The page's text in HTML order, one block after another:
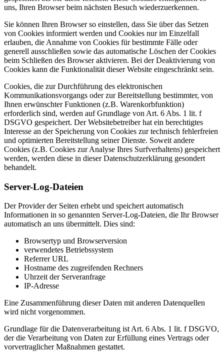
uns, Ihren Browser beim nächsten Besuch wiederzuerkennen.
Sie können Ihren Browser so einstellen, dass Sie über das Setzen
von Cookies informiert werden und Cookies nur im Einzelfall
erlauben, die Annahme von Cookies für bestimmte Fälle oder
generell ausschließen sowie das automatische Löschen der Cookies
beim Schließen des Browser aktivieren. Bei der Deaktivierung von
Cookies kann die Funktionalität dieser Website eingeschränkt sein.
Cookies, die zur Durchführung des elektronischen
Kommunikationsvorgangs oder zur Bereitstellung bestimmter, von
Ihnen erwünschter Funktionen (z.B. Warenkorbfunktion)
erforderlich sind, werden auf Grundlage von Art. 6 Abs. 1 lit. f
DSGVO gespeichert. Der Websitebetreiber hat ein berechtigtes
Interesse an der Speicherung von Cookies zur technisch fehlerfreien
und optimierten Bereitstellung seiner Dienste. Soweit andere
Cookies (z.B. Cookies zur Analyse Ihres Surfverhaltens) gespeichert
werden, werden diese in dieser Datenschutzerklärung gesondert
behandelt.
Server-Log-Dateien
Der Provider der Seiten erhebt und speichert automatisch
Informationen in so genannten Server-Log-Dateien, die Ihr Browser
automatisch an uns übermittelt. Dies sind:
Browsertyp und Browserversion
verwendetes Betriebssystem
Referrer URL
Hostname des zugreifenden Rechners
Uhrzeit der Serveranfrage
IP-Adresse
Eine Zusammenführung dieser Daten mit anderen Datenquellen
wird nicht vorgenommen.
Grundlage für die Datenverarbeitung ist Art. 6 Abs. 1 lit. f DSGVO,
der die Verarbeitung von Daten zur Erfüllung eines Vertrags oder
vorvertraglicher Maßnahmen gestattet.